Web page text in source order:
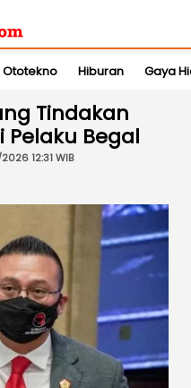
Ototekno Hiburan Gaya
Tindakan
Pelaku Begal
12:31 WIB